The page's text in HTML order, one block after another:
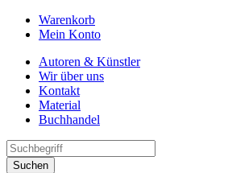
Warenkorb
Mein Konto
Autoren & Künstler
Wir über uns
Kontakt
Material
Buchhandel
Suchen